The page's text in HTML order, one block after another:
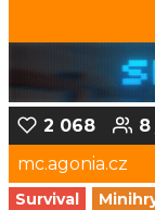
2 068 8
mc.agonia.cz
Survival